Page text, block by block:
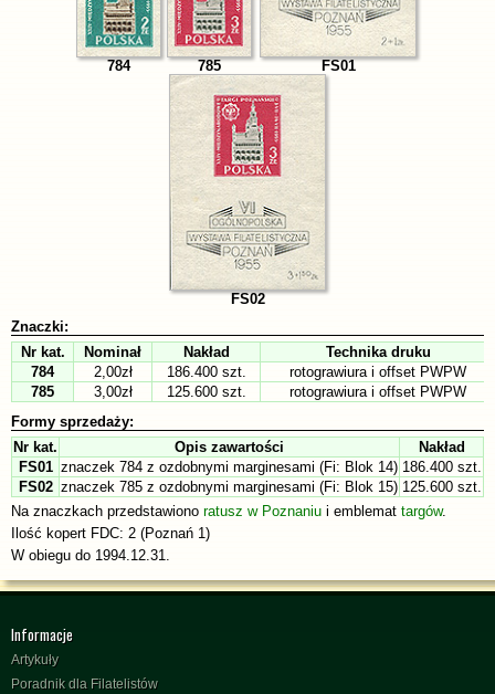
784 785 FS01
FS02
Znaczki:
Nr kat.
Nominał Nakład
Technika druku
784
2,00zł 186.400 szt.
rotograwiura i offset PWPW
785
3,00zł 125.600 szt.
rotograwiura i offset PWPW
Formy sprzedaży:
Nr kat.
Opis zawartości
Nakład
FS01 znaczek 784 z ozdobnymi marginesami (Fi: Blok 14) 186.400 szt.
FS02 znaczek 785 z ozdobnymi marginesami (Fi: Blok 15) 125.600 szt.
Na znaczkach przedstawiono ratusz w Poznaniu i emblemat targów.
Ilość kopert FDC: 2 (Poznań 1)
W obiegu do 1994.12.31.
Informacje
Artykuły
Poradnik dla Filatelistów